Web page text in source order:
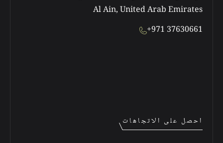
Al Ain, United Arab Emirates
+971 37630661
احصل على الاتجاهات